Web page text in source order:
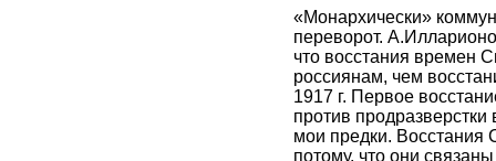
«Монархически»
переворот.
что восстания времен
россиянам, чем
1917 г. Первое
против продразверстки
мои предки.
потому, что они